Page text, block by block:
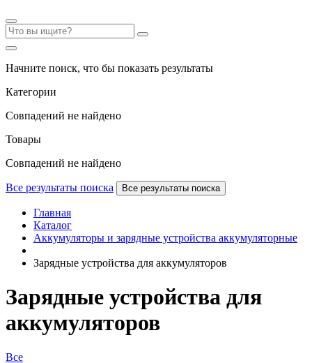
Начните поиск, что бы показать результаты
Категории
Совпадений не найдено
Товары
Совпадений не найдено
Все результаты поиска Все результаты поиска
Главная
Каталог
Аккумуляторы и зарядные устройства аккумуляторные
Зарядные устройства для аккумуляторов
Зарядные устройства для
аккумуляторов
Все